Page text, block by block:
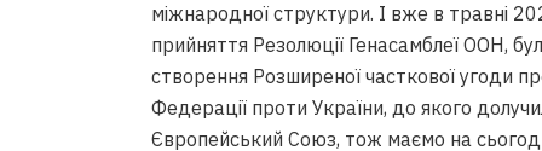
міжнародної структури. І вже в травні
прийняття Резолюції Генасамблеї ООН,
створення Розширеної часткової угоди
Федерації проти України, до якого
Європейський Союз, тож маємо на